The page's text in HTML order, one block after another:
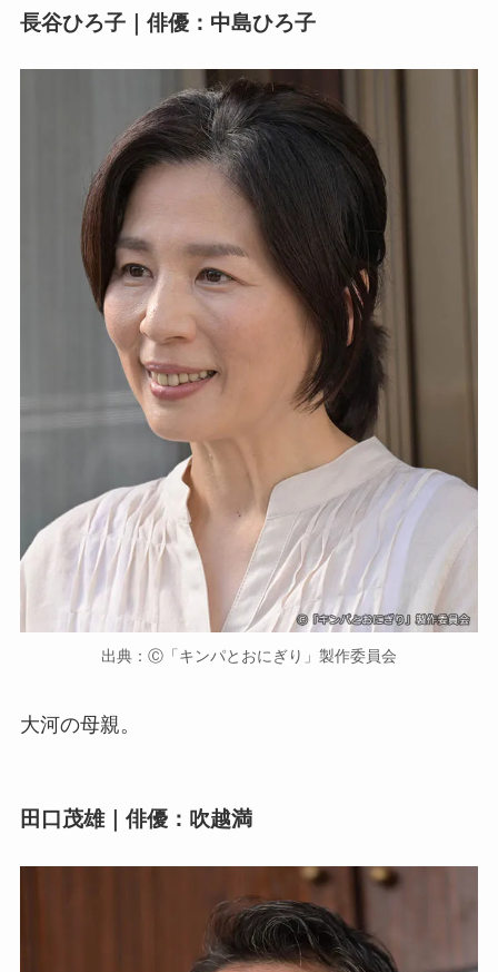
長谷ひろ子｜俳優：中島ひろ子
出典：Ⓒ「キンパとおにぎり」製作委員会
大河の母親。
田口茂雄｜俳優：吹越満